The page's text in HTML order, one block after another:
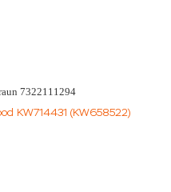
7322111294